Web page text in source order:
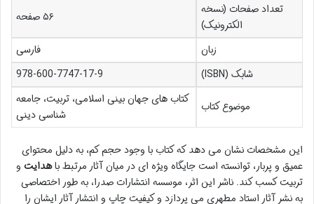
تعداد صفحات (نسخه
الکترونیک)
۵۶ صفحه
زبان
فارسی
شابک (ISBN)
978-600-7747-17-9
موضوع کتاب
کتاب های جهان بینی اسلامی، تربیت، جامعه
شناسی دینی
این مشخصات نشان می دهد که کتاب با وجود حجم کم، به دلیل محتوای
عمیق و پربار، توانسته است جایگاه ویژه ای در میان آثار مرتبط باهدایت و
تربیت کسب کند. ناشر این اثر، موسسه انتشارات صدرا، به طور اختصاصی
به نشر آثار استاد مطهری می پردازد و کیفیت چاپ و انتشار آثار ایشان را